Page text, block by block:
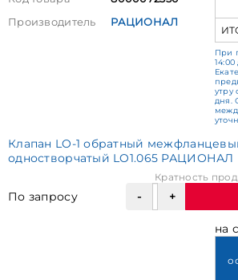
Производитель
РАЦИОНАЛ
При
утру
дня.
Клапан LO-1 обратный
одностворчатый LO1.065 РАЦИОНАЛ
По запросу
Кратность
на